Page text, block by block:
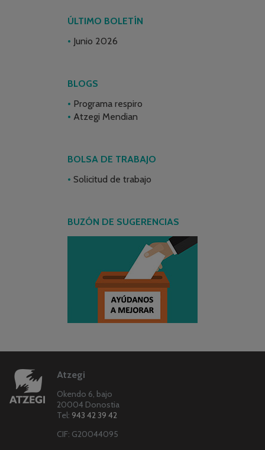
ÚLTIMO BOLETÍN
Junio 2026
BLOGS
Programa respiro
Atzegi Mendian
BOLSA DE TRABAJO
Solicitud de trabajo
BUZÓN DE SUGERENCIAS
Atzegi
Okendo 6, bajo
20004 Donostia
Tel: 943 42 39 42
CIF: G20044095